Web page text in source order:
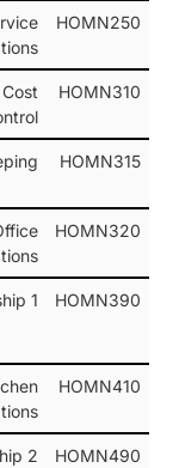
HOMN250
HOMN310
HOMN315
HOMN320
HOMN390
1
HOMN410
HOMN490
2